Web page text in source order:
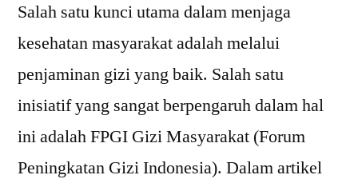
Salah satu kunci utama dalam menjaga
kesehatan masyarakat adalah melalui
penjaminan gizi yang baik. Salah satu
inisiatif yang sangat berpengaruh dalam hal
ini adalah FPGI Gizi Masyarakat (Forum
Peningkatan Gizi Indonesia). Dalam artikel